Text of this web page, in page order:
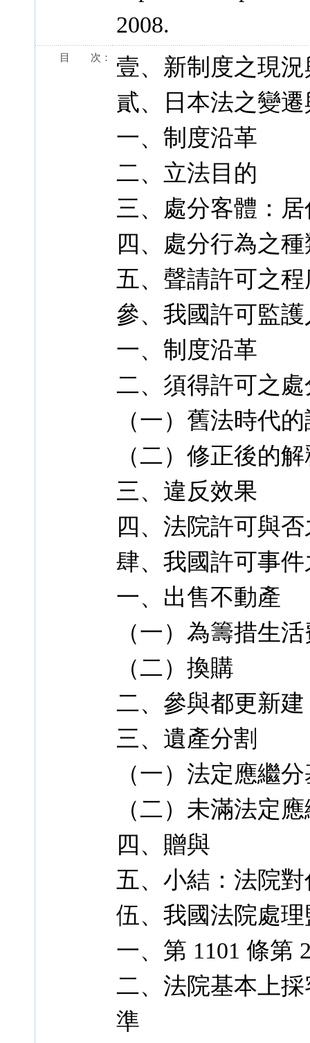
2008.
目 次：
壹、新制度之現
貳、日本法之變
一、制度沿革
二、立法目的
三、處分客體：
四、處分行為之
五、聲請許可之
參、我國許可監
一、制度沿革
二、須得許可之
（一）舊法時代
（二）修正後的
三、違反效果
四、法院許可與
肆、我國許可事
一、出售不動產
（一）為籌措生
（二）換購
二、參與都更新建
三、遺產分割
（一）法定應繼
（二）未滿法定
四、贈與
五、小結：法院
伍、我國法院處
一、第 1101 條第
二、法院基本上
準